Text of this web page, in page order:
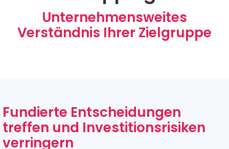
Unternehmensweites
Verständnis Ihrer Zielgruppe
Fundierte Entscheidungen
treffen und Investitionsrisiken
verringern